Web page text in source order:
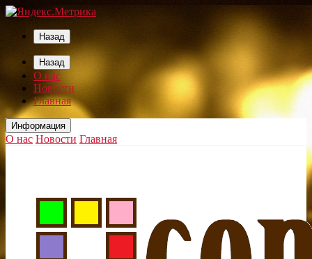
Назад
Назад
О нас
Новости
Главная
Информация
О нас Новости Главная